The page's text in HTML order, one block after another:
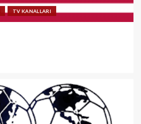
TV KANALLARI